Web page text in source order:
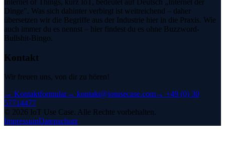
Internet of Things, kurz IoT, bedeutet auf Deutsch „Internet der
Dinge". Was sich dahinter verbirgt ist weitreichend – daher
übersetzen wir die Begriffe aus der Industrie hier in die Praxis. Wie
auch immer du es nennst – hier findest du es ohne Buzzword-
Bullshit-Bingo.
Kontakt
Wir freuen uns, von dir zu hören!
→ Kontaktformular→ kontakt@iotusecase.com→ +49 (0) 30
57714477
© 2026 IoT Use Case. Alle Rechte vorbehalten.
ImpressumDatenschutz